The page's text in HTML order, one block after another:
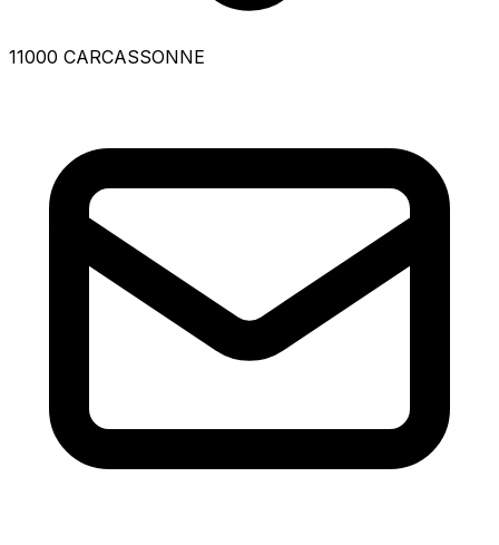
11000 CARCASSONNE